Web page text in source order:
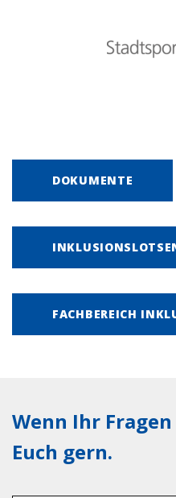
DOKUMENTE
FACHBEREICH
Wenn Ihr
Euch gern.